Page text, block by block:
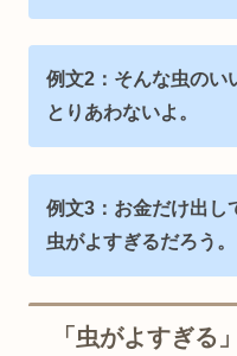
例文2：そんな虫のい
とりあわないよ。
例文3：お金だけ出し
虫がよすぎるだろう。
「虫がよすぎる